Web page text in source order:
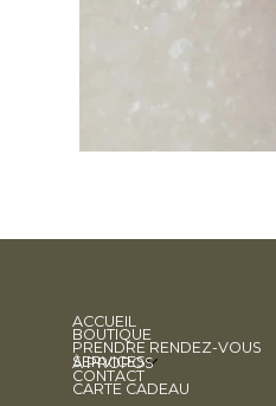
ACCUEIL
BOUTIQUE
PRENDRE RENDEZ-VOUS
SERVICES
À PROPOS
CONTACT
CARTE CADEAU